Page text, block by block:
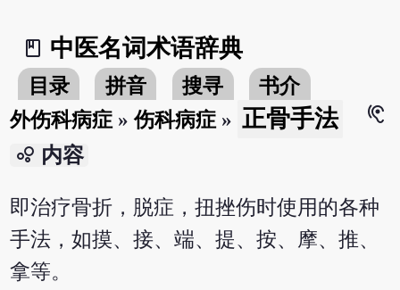
book_2
中医名词术语辞典
目录 拼音 搜寻
书介
外伤科病症 »伤科病症 » 正骨手法
hearing
bubble_chart 内容
即治疗骨折，脱症，扭挫伤时使用的各种
手法，如摸、接、端、提、按、摩、推、
拿等。